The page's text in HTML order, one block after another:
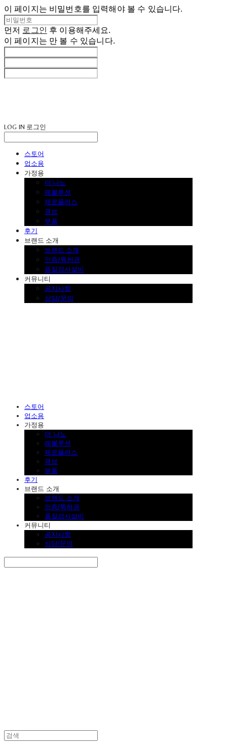
이 페이지는 비밀번호를 입력해야 볼 수 있습니다.
먼저 로그인 후 이용해주세요.
이 페이지는 만 볼 수 있습니다.
LOG IN 로그인
스토어
업소용
가정용
더 나노
레볼루션
제로플러스
큐브
부품
후기
브랜드 소개
브랜드 소개
인증/특허권
품질검사설비
커뮤니티
공지사항
상담/문의
스토어
업소용
가정용
더 나노
레볼루션
제로플러스
큐브
부품
후기
브랜드 소개
브랜드 소개
인증/특허권
품질검사설비
커뮤니티
공지사항
상담/문의